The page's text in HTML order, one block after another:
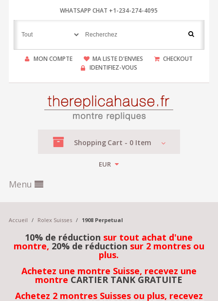
WHATSAPP CHAT +1-234-274-4095
MON COMPTE MA LISTE D'ENVIES
CHECKOUT
IDENTIFIEZ-VOUS
Shopping Cart - 0Item
EUR
Menu
Accueil / Rolex Suisses / 1908 Perpetual
10% de réduction sur tout achat d'une
montre, 20% de réduction sur 2 montres ou
plus.
Achetez une montre Suisse, recevez une
montre CARTIER TANK GRATUITE
Achetez 2 montres Suisses ou plus, recevez